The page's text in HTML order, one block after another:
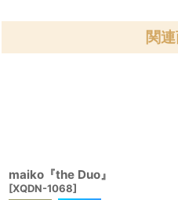
関
maiko『the Duo』
[XQDN-1068]